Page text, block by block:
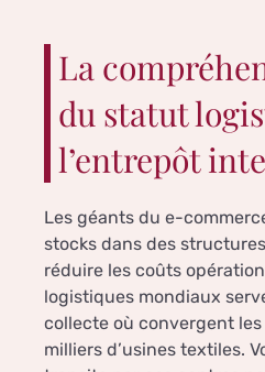
La
du statut
l’entrepôt
Les géants du e-
stocks dans des
réduire les coûts
logistiques mondiaux
collecte où convergent
milliers d’usines textiles.